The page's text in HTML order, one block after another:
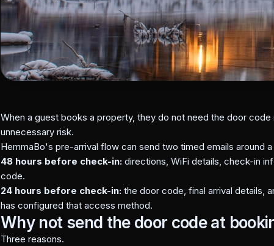
When a guest books a property, they do not need the door
unnecessary risk.
HemmaBo's pre-arrival flow can send two timed emails around
48 hours before check-in: directions, WiFi details, check-in
code.
24 hours before check-in: the door code, final arrival details,
has configured that access method.
Why not send the door code at
Three reasons.